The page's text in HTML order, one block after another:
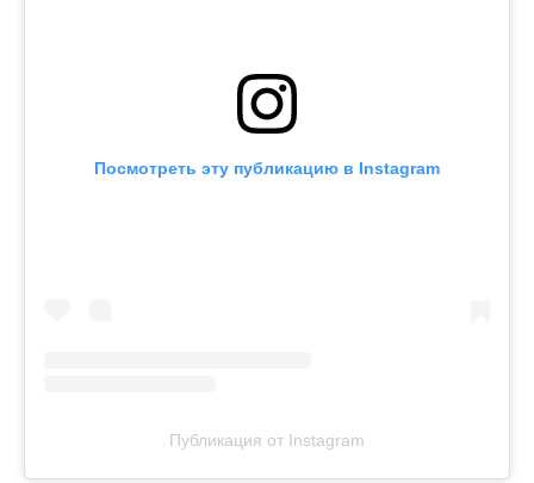
Посмотреть эту публикацию в Instagram
Публикация от Instagram